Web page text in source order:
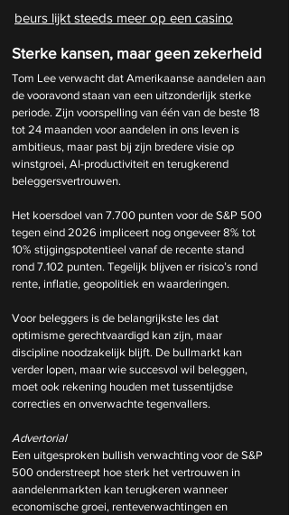
beurs lijkt steeds meer op een casino
Sterke kansen, maar geen zekerheid
Tom Lee verwacht dat Amerikaanse aandelen aan
de vooravond staan van een uitzonderlijk sterke
periode. Zijn voorspelling van één van de beste 18
tot 24 maanden voor aandelen in ons leven is
ambitieus, maar past bij zijn bredere visie op
winstgroei, AI-productiviteit en terugkerend
beleggersvertrouwen.
Het koersdoel van 7.700 punten voor de S&P 500
tegen eind 2026 impliceert nog ongeveer 8% tot
10% stijgingspotentieel vanaf de recente stand
rond 7.102 punten. Tegelijk blijven er risico’s rond
rente, inflatie, geopolitiek en waarderingen.
Voor beleggers is de belangrijkste les dat
optimisme gerechtvaardigd kan zijn, maar
discipline noodzakelijk blijft. De bullmarkt kan
verder lopen, maar wie succesvol wil beleggen,
moet ook rekening houden met tussentijdse
correcties en onverwachte tegenvallers.
Advertorial
Een uitgesproken bullish verwachting voor de S&P
500 onderstreept hoe sterk het vertrouwen in
aandelenmarkten kan terugkeren wanneer
economische groei, renteverwachtingen en